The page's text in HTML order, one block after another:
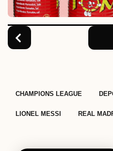
o
n
CHAMPIONS LEAGUE
LIONEL MESSI REAL